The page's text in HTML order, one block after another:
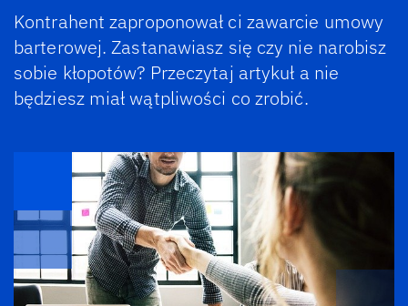
Kontrahent zaproponował ci zawarcie umowy
barterowej. Zastanawiasz się czy nie narobisz
sobie kłopotów? Przeczytaj artykuł a nie
będziesz miał wątpliwości co zrobić.